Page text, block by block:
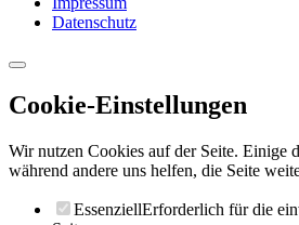
Datenschutz
Cookie-Einstellungen
Wir nutzen Cookies auf der Seite. Einige
während andere uns helfen, die Seite
EssenziellErforderlich für die